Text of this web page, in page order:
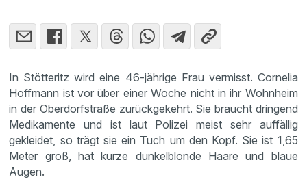
In Stötte­ritz wird eine 46-jährige Frau vermisst. Cornelia
Hoffmann ist vor über einer Woche nicht in ihr Wohnheim
in der Oberdorf­straße zurück­ge­kehrt. Sie braucht dringend
Medika­mente und ist laut Polizei meist sehr auffällig
gekleidet, so trägt sie ein Tuch um den Kopf. Sie ist 1,65
Meter groß, hat kurze dunkel­blonde Haare und blaue
Augen.